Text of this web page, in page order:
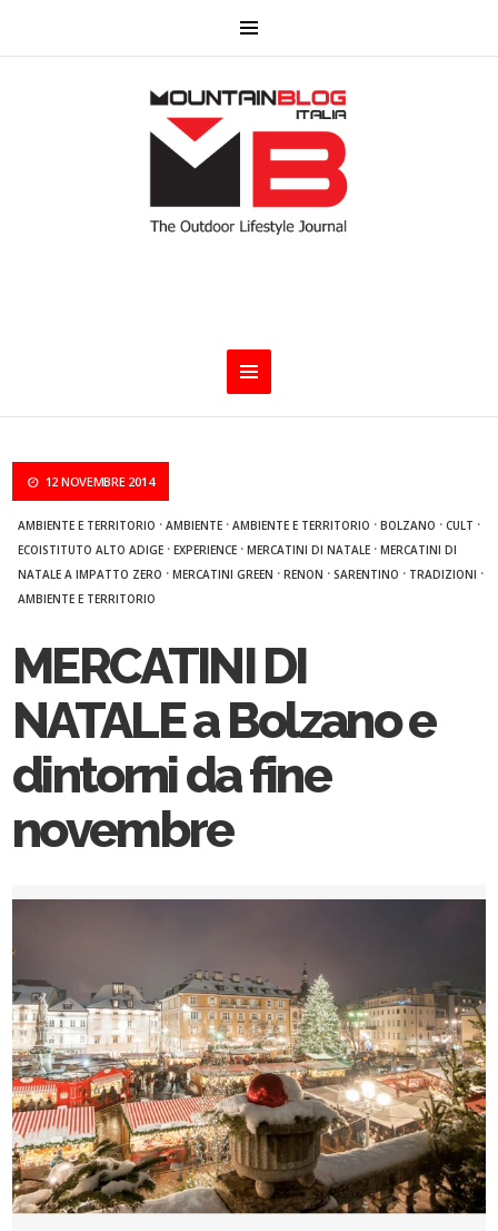
12 NOVEMBRE 2014
AMBIENTE E TERRITORIO ·AMBIENTE ·AMBIENTE E TERRITORIO ·BOLZANO ·CULT ·
ECOISTITUTO ALTO ADIGE ·EXPERIENCE ·MERCATINI DI NATALE ·MERCATINI DI
NATALE A IMPATTO ZERO ·MERCATINI GREEN ·RENON ·SARENTINO · TRADIZIONI ·
AMBIENTE E TERRITORIO
MERCATINI DI
NATALE a Bolzano e
dintorni da fine
novembre